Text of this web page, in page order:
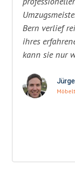
Bern verlief
ihres
kann sie nur